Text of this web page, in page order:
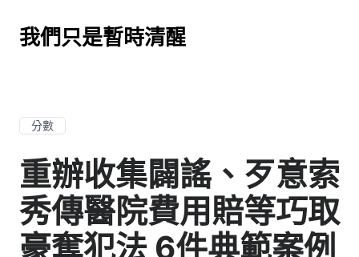
我們只是暫時清醒
分數
重辦收集闢謠、歹意索
秀傳醫院費用賠等巧取
豪奪犯法 6件典範案例